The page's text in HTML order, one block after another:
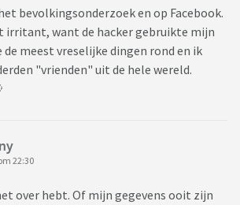
bevolkingsonderzoek en op Facebook.
irritant, want de hacker gebruikte mijn
de meest vreselijke dingen rond en ik
"vrienden" uit de hele wereld.
22:30
over hebt. Of mijn gegevens ooit zijn